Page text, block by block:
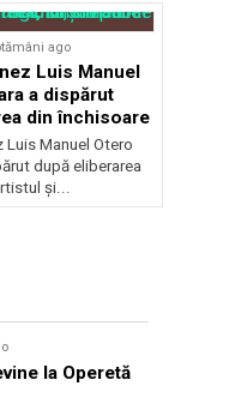
ago
Luis Manuel
a dispărut
din închisoare
Manuel Otero
după eliberarea
și...
la Operetă